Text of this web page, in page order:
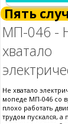
Пять
МП-046 -
хватало
Не хватало
мопеде МП-046 со
плохо работать
трудом пускался, а